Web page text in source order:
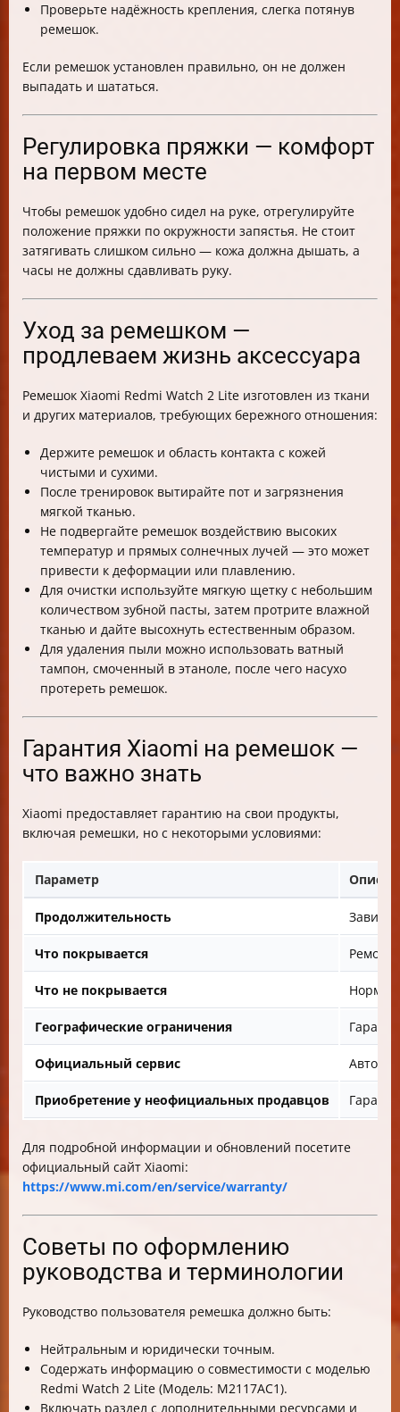
Проверьте надёжность крепления, слегка потянув
ремешок.
Если ремешок установлен правильно, он не должен
выпадать и шататься.
Регулировка пряжки — комфорт
на первом месте
Чтобы ремешок удобно сидел на руке, отрегулируйте
положение пряжки по окружности запястья. Не стоит
затягивать слишком сильно — кожа должна дышать, а
часы не должны сдавливать руку.
Уход за ремешком —
продлеваем жизнь аксессуара
Ремешок Xiaomi Redmi Watch 2 Lite изготовлен из ткани
и других материалов, требующих бережного отношения:
Держите ремешок и область контакта с кожей
чистыми и сухими.
После тренировок вытирайте пот и загрязнения
мягкой тканью.
Не подвергайте ремешок воздействию высоких
температур и прямых солнечных лучей — это может
привести к деформации или плавлению.
Для очистки используйте мягкую щетку с небольшим
количеством зубной пасты, затем протрите влажной
тканью и дайте высохнуть естественным образом.
Для удаления пыли можно использовать ватный
тампон, смоченный в этаноле, после чего насухо
протереть ремешок.
Гарантия Xiaomi на ремешок —
что важно знать
Xiaomi предоставляет гарантию на свои продукты,
включая ремешки, но с некоторыми условиями:
Параметр
Продолжительность
Что покрывается
Что не покрывается
Географические ограничения
Официальный сервис
Приобретение у неофициальных продавцов
Для подробной информации и обновлений посетите
официальный сайт Xiaomi:
https://www.mi.com/en/service/warranty/
Советы по оформлению
руководства и терминологии
Руководство пользователя ремешка должно быть:
Нейтральным и юридически точным.
Содержать информацию о совместимости с моделью
Redmi Watch 2 Lite (Модель: М2117АС1).
Включать раздел с дополнительными ресурсами и